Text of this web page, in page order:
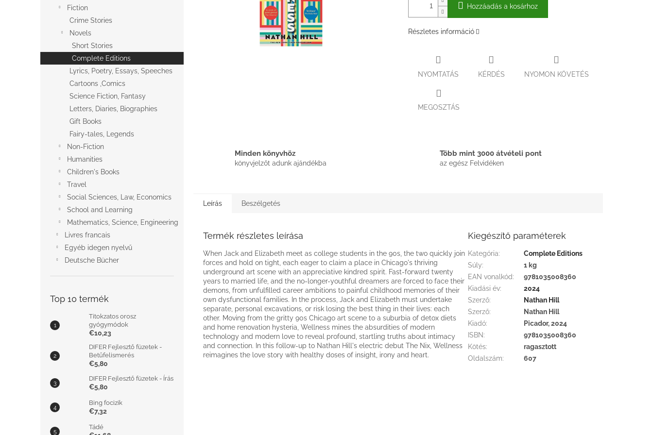
Fiction
Crime Stories
Novels
Short Stories
Complete Editions
Lyrics, Poetry, Essays, Speeches
Cartoons ,Comics
Science Fiction, Fantasy
Letters, Diaries, Biographies
Gift Books
Fairy-tales, Legends
Non-Fiction
Humanities
Children's Books
Travel
Social Sciences, Law, Economics
School and Learning
Mathematics, Science, Engineering
Livres francais
Egyéb idegen nyelvű
Deutsche Bücher
Top 10 termék
Titokzatos orosz
gyógymódok
€10,23
DIFER Fejlesztő füzetek -
Betűfelismerés
€5,80
DIFER Fejlesztő füzetek - Írás
€5,80
Bing focizik
€7,32
Tádé
Hozzáadás a kosárhoz
Részletes információ
NYOMTATÁS KÉRDÉS NYOMON KÖVETÉS
MEGOSZTÁS
Minden könyvhöz
könyvjelzőt adunk ajándékba
Több mint 3000 átvételi pont
az egész Felvidéken
Leírás Beszélgetés
Termék részletes leírása
When Jack and Elizabeth meet as college students in the 90s, the two quickly join
forces and hold on tight, each eager to claim a place in Chicago's thriving
underground art scene with an appreciative kindred spirit. Fast-forward twenty
years to married life, and the no-longer-youthful dreamers are forced to face their
demons, from unfulfilled career ambitions to painful childhood memories of their
own dysfunctional families. In the process, Jack and Elizabeth must undertake
separate, personal excavations, or risk losing the best thing in their lives: each
other. Moving from the gritty 90s Chicago art scene to a suburbia of detox diets
and home renovation hysteria, Wellness mines the absurdities of modern
technology and modern love to reveal profound, startling truths about intimacy
and connection. In this follow-up to Nathan Hill's electric debut The Nix, Wellness
reimagines the love story with healthy doses of insight, irony and heart.
Kiegészítő paraméterek
Kategória:
Complete Editions
Súly:
1 kg
EAN vonalkód:
9781035008360
Kiadási év:
2024
Szerző:
Nathan Hill
Szerző:
Nathan Hill
Kiadó:
Picador, 2024
ISBN:
9781035008360
Kötés:
ragasztott
Oldalszám: 607